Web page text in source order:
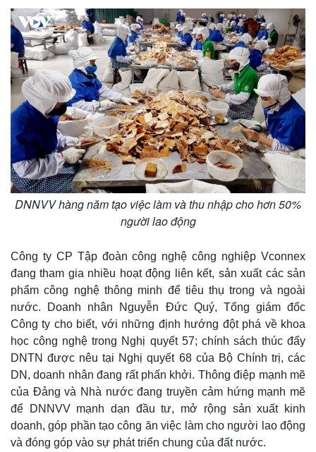
Thế giới
Quan sát
Cuộc sống đó đây
Hồ sơ
Multimedia
Video
Ảnh
E-Magazine
Infographic
i
m
e
DNNVV hàng năm tạo việc làm và thu nhập cho hơn 50%
người lao động
Công ty CP Tập đoàn công nghệ công nghiệp Vconnex
đang tham gia nhiều hoạt động liên kết, sản xuất các sản
phẩm công nghệ thông minh để tiêu thụ trong và ngoài
nước. Doanh nhân Nguyễn Đức Quý, Tổng giám đốc
Công ty cho biết, với những định hướng đột phá về khoa
học công nghệ trong Nghị quyết 57; chính sách thúc đẩy
DNTN được nêu tại Nghị quyết 68 của Bộ Chính trị, các
DN, doanh nhân đang rất phấn khởi. Thông điệp mạnh mẽ
của Đảng và Nhà nước đang truyền cảm hứng mạnh mẽ
để DNNVV mạnh dạn đầu tư, mở rộng sản xuất kinh
doanh, góp phần tạo công ăn việc làm cho người lao động
và đóng góp vào sự phát triển chung của đất nước.